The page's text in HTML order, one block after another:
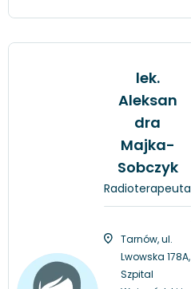
lek.
Aleksan
dra
Majka-
Sobczyk
Radioterapeuta
Tarnów, ul.
Lwowska 178A,
Szpital